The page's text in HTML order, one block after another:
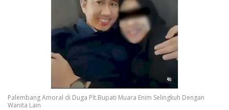
Palembang Amoral di Duga Plt.Bupati Muara Enim Selingkuh Dengan
Wanita Lain